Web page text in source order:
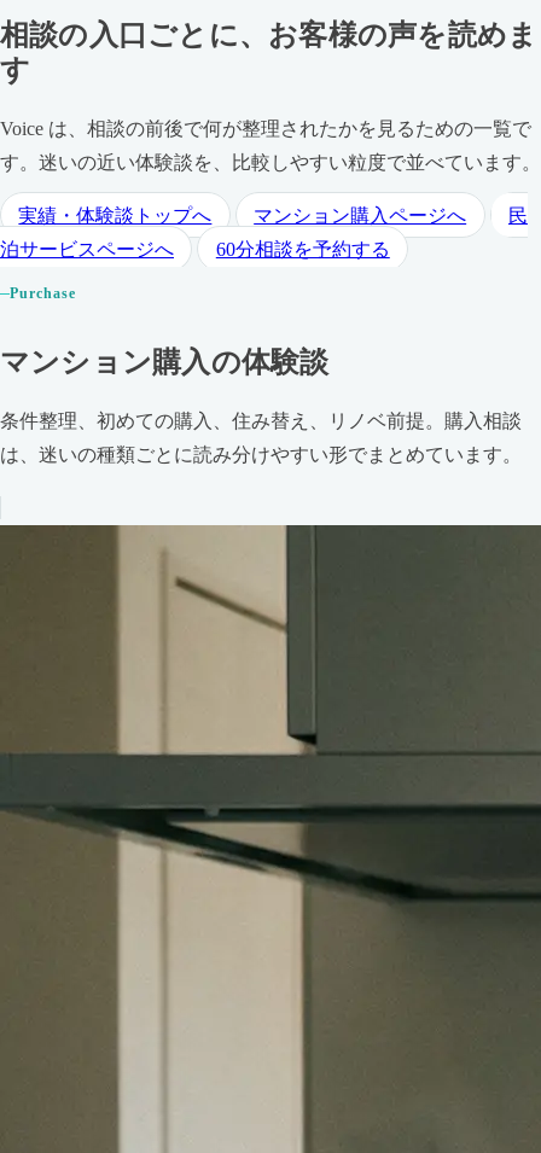
相談の入口ごとに、お客様の声を読めま
す
Voice は、相談の前後で何が整理されたかを見るための一覧で
す。迷いの近い体験談を、比較しやすい粒度で並べています。
実績・体験談トップへ マンション購入ページへ
民
泊サービスページへ
60分相談を予約する
Purchase
マンション購入の体験談
条件整理、初めての購入、住み替え、リノベ前提。購入相談
は、迷いの種類ごとに読み分けやすい形でまとめています。